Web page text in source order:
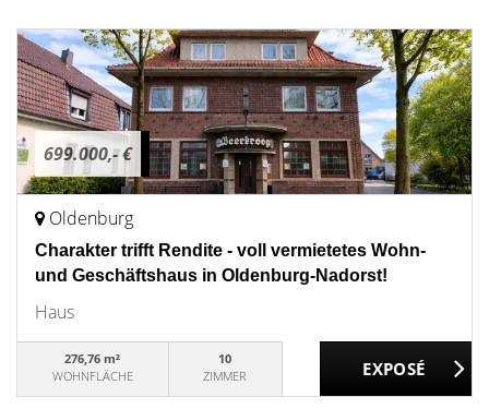
699.000,- €
Oldenburg
Charakter trifft Rendite - voll vermietetes Wohn-
und Geschäftshaus in Oldenburg-Nadorst!
Haus
276,76 m²
WOHNFLÄCHE
10
ZIMMER